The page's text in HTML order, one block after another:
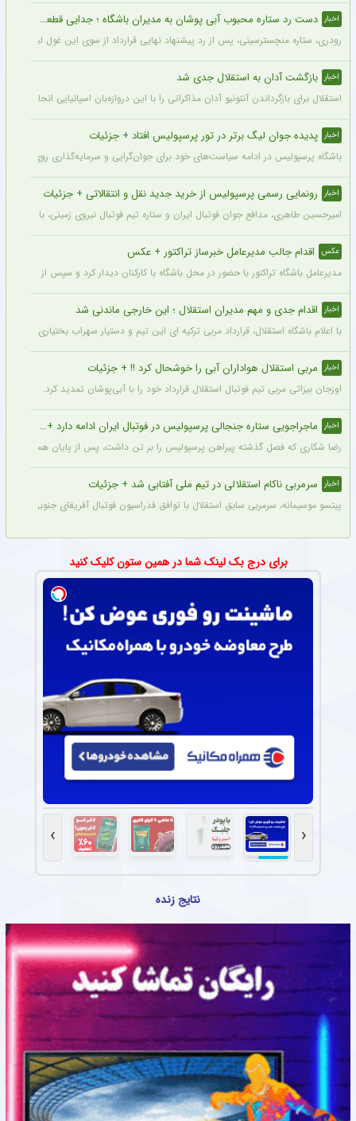
اخبار دست رد ستاره محبوب آبی پوشان به مدیران باشگاه ؛ جدایی قطعی است !
رودری، ستاره منچسترسیتی، پس از رد پیشنهاد نهایی قرارداد از سوی این غول لیگ
اخبار بازگشت آدان به استقلال جدی شد
استقلال برای بازگرداندن آنتونیو آدان مذاکراتی را با این دروازه‌بان اسپانیایی انجام داده و قرار است مذاکرات اوایل هفته نهایی
اخبار پدیده جوان لیگ برتر در تور پرسپولیس افتاد + جزئیات
باشگاه پرسپولیس در ادامه سیاست‌های خود برای جوان‌گرایی و سرمایه‌گذاری روی استعدادهای آینده فوتبال
اخبار رونمایی رسمی پرسپولیس از خرید جدید نقل و انتقالاتی + جزئیات
امیرحسین طاهری، مدافع جوان فوتبال ایران و ستاره تیم فوتبال نیروی زمینی، با
عکس اقدام جالب مدیرعامل خبرساز تراکتور + عکس
مدیرعامل باشگاه تراکتور با حضور در محل باشگاه با کارکنان دیدار کرد و سپس از کمپ
اخبار اقدام جدی و مهم مدیران استقلال ؛ این خارجی ماندنی شد
با اعلام باشگاه استقلال، قرارداد مربی ترکیه ای این تیم و دستیار سهراب بختیاری زاده
اخبار مربی استقلال هواداران آبی را خوشحال کرد !! + جزئیات
اوزجان بیزاتی مربی تیم فوتبال استقلال قرارداد خود را با آبی‌پوشان تمدید کرد.
اخبار ماجراجویی ستاره جنجالی پرسپولیس در فوتبال ایران ادامه دارد + جزئیات
رضا شکاری که فصل گذشته پیراهن پرسپولیس را بر تن داشت، پس از پایان همکاری با
اخبار سرمربی ناکام استقلالی در تیم ملی آفتابی شد + جزئیات
پیتسو موسیمانه، سرمربی سابق استقلال با توافق فدراسیون فوتبال آفریقای جنوبی
برای درج بک لینک شما در همین ستون کلیک کنید
‹
›
نتایج زنده